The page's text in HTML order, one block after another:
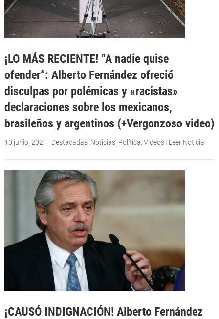
¡LO MÁS RECIENTE! “A nadie quise
ofender”: Alberto Fernández ofreció
disculpas por polémicas y «racistas»
declaraciones sobre los mexicanos,
brasileños y argentinos (+Vergonzoso video)
10 junio, 2021 | Destacadas, Noticias, Política, Videos | Leer Noticia
¡CAUSÓ INDIGNACIÓN! Alberto Fernández